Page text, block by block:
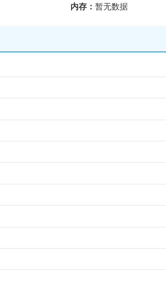
内存： 暂无数据